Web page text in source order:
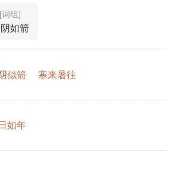
[词组]
如箭
似箭 寒来暑往
如年